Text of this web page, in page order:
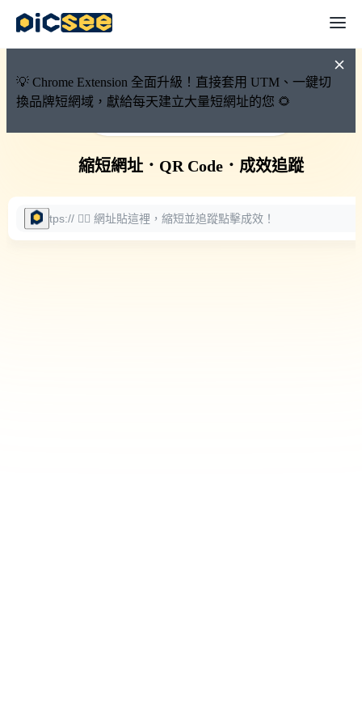
💡 Chrome Extension 全面升級！直接套用 UTM、一鍵切
換品牌短網域，獻給每天建立大量短網址的您 🌻
🚀 PicSee 短網址永久有效
縮短網址． QR Code． 成效追蹤